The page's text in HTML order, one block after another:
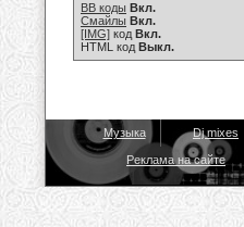
BB коды Вкл.
Смайлы Вкл.
[IMG] код Вкл.
HTML код Выкл.
Музыка Dj mixes
Реклама на сайте